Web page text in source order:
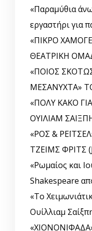
«Παραμύθια
εργαστήρι για
«ΠΙΚΡΟ
ΘΕΑΤΡΙΚΗ
«ΠΟΙΟΣ
ΜΕΣΑΝΥΧΤΑ»
«ΠΟΛΥ ΚΑΚΟ
ΟΥΙΛΙΑΜ
«ΡΟΣ &
ΤΖΕΙΜΣ ΦΡΙΤΣ
«Ρωμαίος και
Shakespeare
«Το
Ουίλλιαμ